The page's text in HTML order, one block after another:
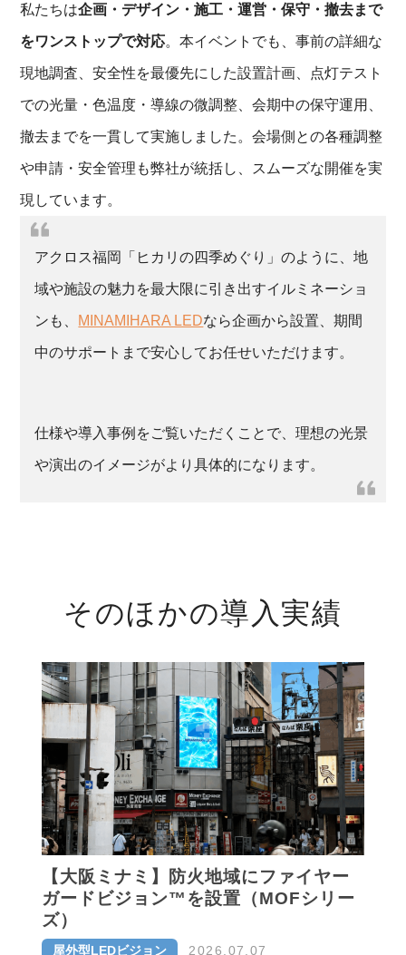
私たちは企画・デザイン・施工・運営・保守・撤去まで
をワンストップで対応。本イベントでも、事前の詳細な
現地調査、安全性を最優先にした設置計画、点灯テスト
での光量・色温度・導線の微調整、会期中の保守運用、
撤去までを一貫して実施しました。会場側との各種調整
や申請・安全管理も弊社が統括し、スムーズな開催を実
現しています。
アクロス福岡「ヒカリの四季めぐり」のように、地
域や施設の魅力を最大限に引き出すイルミネーショ
ンも、 MINAMIHARA LEDなら企画から設置、期間
中のサポートまで安心してお任せいただけます。
仕様や導入事例をご覧いただくことで、理想の光景
や演出のイメージがより具体的になります。
そのほかの導入実績
【大阪ミナミ】防火地域にファイヤー
ガードビジョン™を設置（MOFシリー
ズ）
屋外型LEDビジョン
2026.07.07